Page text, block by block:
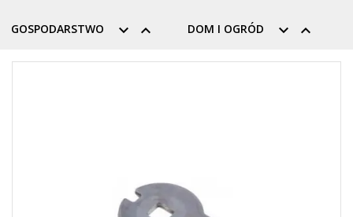
 
GOSPODARSTWO  
DOM I OGRÓD